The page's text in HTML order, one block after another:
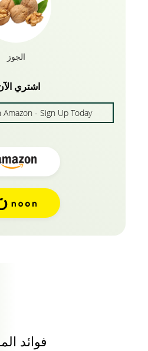
الجوز
اشتري
- Sign Up Today!
فوائد